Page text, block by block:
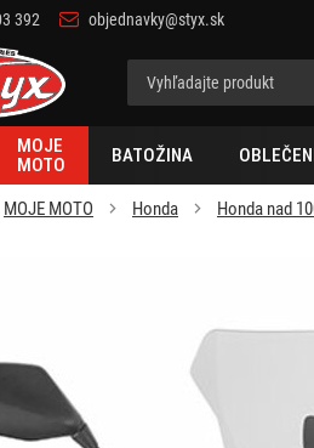
392 objednavky@styx.sk
MOJE
MOTO
BATOŽINA
MOJE MOTO Honda Honda nad